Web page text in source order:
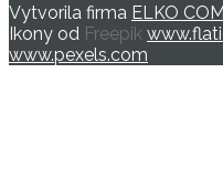
Vytvorila firma ELKO
Ikony od Freepik
www.pexels.com